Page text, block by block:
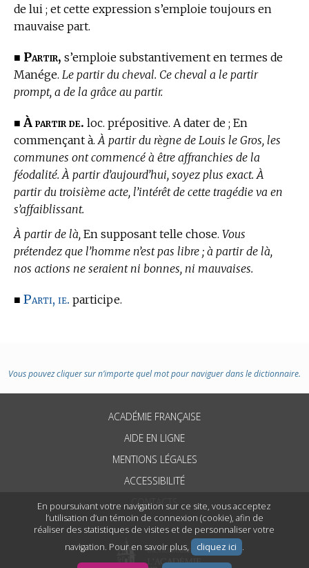
En poursuivant votre navigation sur ce site, vous acceptez
l’utilisation d’un témoin de connexion (cookie), afin de
réaliser des statistiques de visites et de personnaliser votre
navigation. Pour en savoir plus,
cliquez ici .
de lui ; et cette expression s’emploie toujours en
mauvaise part.
■ Partir, s’emploie substantivement en termes de
Manége. Le partir du cheval. Ce cheval a le partir
prompt, a de la grâce au partir.
■ À partir de. loc. prépositive. A dater de ; En
commençant à.À partir du règne de Louis le Gros, les
communes ont commencé à être affranchies de la
féodalité. À partir d’aujourd’hui, soyez plus exact. À
partir du troisième acte, l’intérêt de cette tragédie va en
s’affaiblissant.
À partir de là, En supposant telle chose. Vous
prétendez que l’homme n’est pas libre ; à partir de là,
nos actions ne seraient ni bonnes, ni mauvaises.
■ Parti, ie. participe.
Vous pouvez cliquer sur n’importe quel mot pour naviguer dans le dictionnaire.
ACADÉMIE FRANÇAISE
AIDE EN LIGNE
MENTIONS LÉGALES
ACCESSIBILITÉ
CONTACTS